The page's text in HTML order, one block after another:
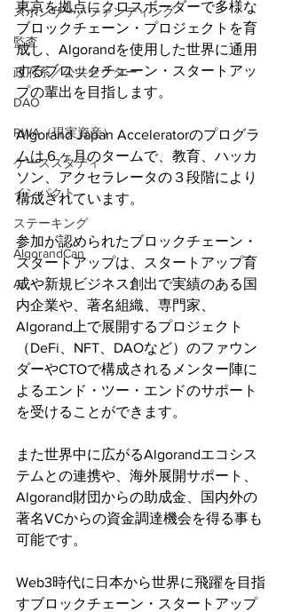
スポンサー／ファンディング
監査
政府系／公共セクター
DAO
RWA（現実資産）
ケーススタディ
インパクト
ステーキング
AlgorandCan
AI
東京を拠点にクロスボーダーで多様な
ブロックチェーン・プロジェクトを育
成し、Algorandを使用した世界に通用
するブロックチェーン・スタートアッ
プの輩出を目指します。
Algorand Japan Acceleratorのプログラ
ムは６ヶ月のタームで、教育、ハッカ
ソン、アクセラレータの３段階により
構成されています。
参加が認められたブロックチェーン・
スタートアップは、スタートアップ育
成や新規ビジネス創出で実績のある国
内企業や、著名組織、専門家、
Algorand上で展開するプロジェクト
（DeFi、NFT、DAOなど）のファウン
ダーやCTOで構成されるメンター陣に
よるエンド・ツー・エンドのサポート
を受けることができます。
また世界中に広がるAlgorandエコシス
テムとの連携や、海外展開サポート、
Algorand財団からの助成金、国内外の
著名VCからの資金調達機会を得る事も
可能です。
Web3時代に日本から世界に飛躍を目指
すブロックチェーン・スタートアップ